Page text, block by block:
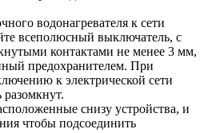
водонагревателя к сети
всеполюсный выключатель, с
контактами не менее 3 мм,
предохранителем. При
к электрической сети
снизу устройства, и
чтобы подсоединить